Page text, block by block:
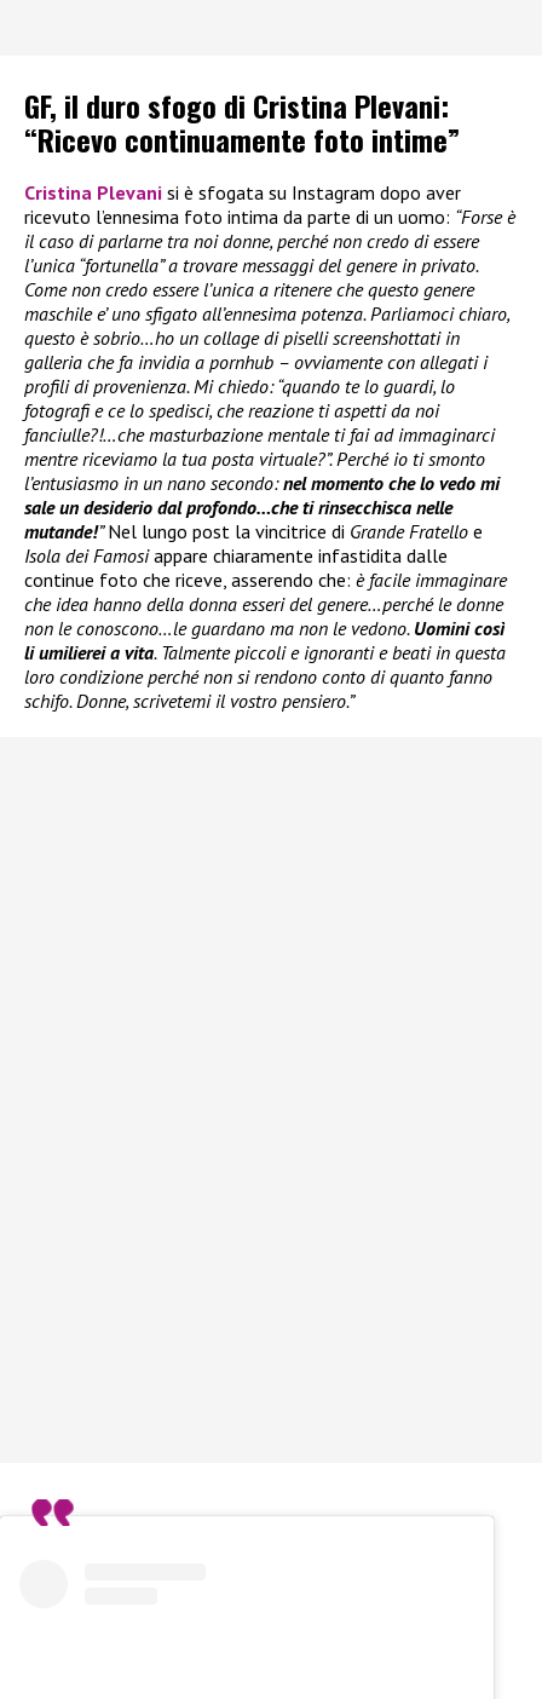
GF, il duro sfogo di Cristina Plevani:
“Ricevo continuamente foto intime”
Cristina Plevani si è sfogata su Instagram dopo aver
ricevuto l’ennesima foto intima da parte di un uomo: “Forse è
il caso di parlarne tra noi donne, perché non credo di essere
l’unica “fortunella” a trovare messaggi del genere in privato.
Come non credo essere l’unica a ritenere che questo genere
maschile e’ uno sfigato all’ennesima potenza. Parliamoci chiaro,
questo è sobrio…ho un collage di piselli screenshottati in
galleria che fa invidia a pornhub – ovviamente con allegati i
profili di provenienza. Mi chiedo: “quando te lo guardi, lo
fotografi e ce lo spedisci, che reazione ti aspetti da noi
fanciulle?!…che masturbazione mentale ti fai ad immaginarci
mentre riceviamo la tua posta virtuale?”. Perché io ti smonto
l’entusiasmo in un nano secondo:nel momento che lo vedo mi
sale un desiderio dal profondo…che ti rinsecchisca nelle
mutande!”Nel lungo post la vincitrice di Grande Fratello e
Isola dei Famosiappare chiaramente infastidita dalle
continue foto che riceve, asserendo che: è facile immaginare
che idea hanno della donna esseri del genere…perché le donne
non le conoscono…le guardano ma non le vedono. Uomini così
li umilierei a vita. Talmente piccoli e ignoranti e beati in questa
loro condizione perché non si rendono conto di quanto fanno
schifo. Donne, scrivetemi il vostro pensiero.”